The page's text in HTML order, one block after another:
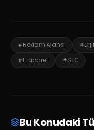
Reklam Ajansı
E-ticaret
SEO
Bu Konudaki